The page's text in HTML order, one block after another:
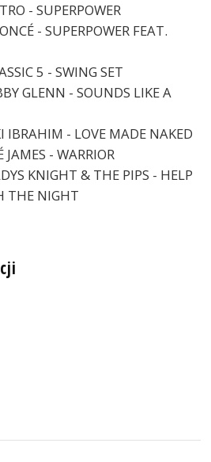
- SUPERPOWER
- SUPERPOWER FEAT.
5 - SWING SET
GLENN - SOUNDS LIKE A
- LOVE MADE NAKED
- WARRIOR
KNIGHT & THE PIPS - HELP
THE NIGHT